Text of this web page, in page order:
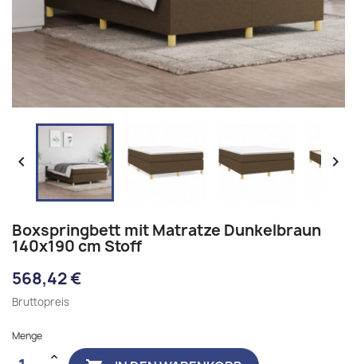
 
Boxspringbett mit Matratze Dunkelbraun
140x190 cm Stoff
568,42 €
Bruttopreis
Menge